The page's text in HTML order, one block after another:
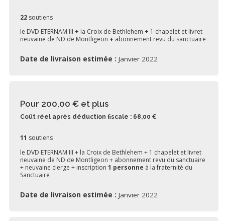
22 soutiens
le DVD ETERNAM III + la Croix de Bethlehem + 1 chapelet et livret
neuvaine de ND de Montligeon + abonnement revu du sanctuaire
Date de livraison estimée : Janvier 2022
Pour 200,00 € et plus
Coût réel après déduction fiscale : 68,00 €
11 soutiens
le DVD ETERNAM III + la Croix de Bethlehem + 1 chapelet et livret
neuvaine de ND de Montligeon + abonnement revu du sanctuaire
+ neuvaine cierge + inscription 1 personne à la fraternité du
Sanctuaire
Date de livraison estimée : Janvier 2022